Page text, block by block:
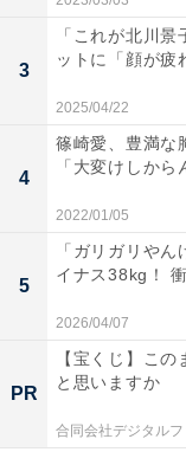
3
「これが北川
ットに「顔が疲
2025/04/22
4
篠崎愛、豊満な
「大変けしか
2022/01/05
5
「ガリガリや
イナス38kg！
2026/04/07
PR
【宝くじ】こ
と思いますか
合同会社デジタルフ